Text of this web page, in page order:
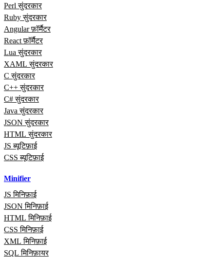
Perl सुंदरकार
Ruby सुंदरकार
Angular फ़ॉर्मैटर
React फ़ॉर्मैटर
Lua सुंदरकार
XAML सुंदरकार
C सुंदरकार
C++ सुंदरकार
C# सुंदरकार
Java सुंदरकार
JSON सुंदरकार
HTML सुंदरकार
JS ब्यूटिफ़ाई
CSS ब्यूटिफ़ाई
Minifier
JS मिनिफ़ाई
JSON मिनिफ़ाई
HTML मिनिफ़ाई
CSS मिनिफ़ाई
XML मिनिफ़ाई
SQL मिनिफ़ायर